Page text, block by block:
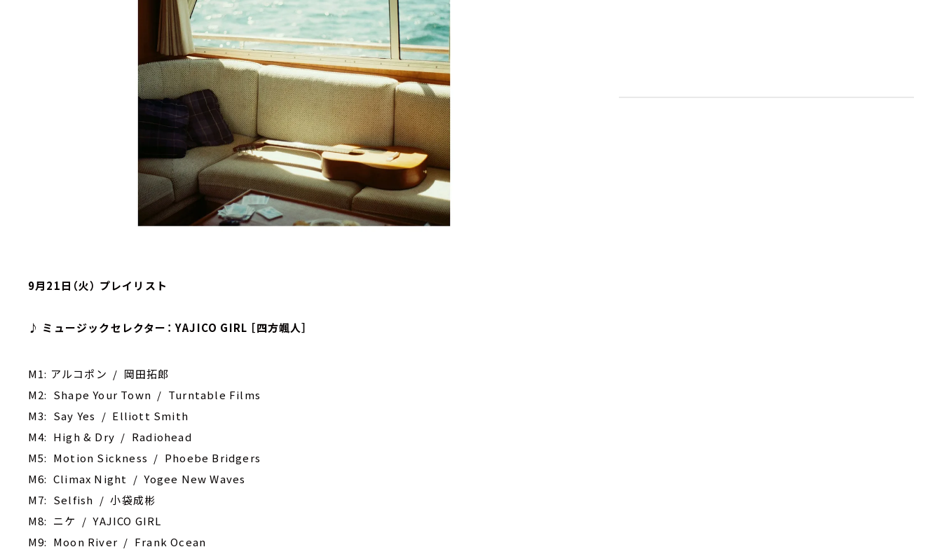
9月21日（火） プレイリスト
♪ ミュージックセレクター： YAJICO GIRL ［四方颯人］
M1: アルコポン / 岡田拓郎
M2: Shape Your Town / Turntable Films
M3: Say Yes / Elliott Smith
M4: High & Dry / Radiohead
M5: Motion Sickness / Phoebe Bridgers
M6: Climax Night / Yogee New Waves
M7: Selfish / 小袋成彬
M8: ニケ / YAJICO GIRL
M9: Moon River / Frank Ocean